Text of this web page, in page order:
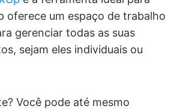
oferece um espaço de trabalho
gerenciar todas as suas
sejam eles individuais ou
Você pode até mesmo